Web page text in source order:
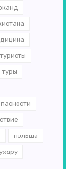
туристы
туры
польша